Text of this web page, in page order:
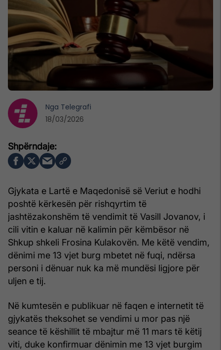
Gjykata e Lartë e Maqedonisë së Veriut e hodhi
poshtë kërkesën për rishqyrtim të
jashtëzakonshëm të vendimit të Vasill Jovanov, i
cili vitin e kaluar në kalimin për këmbësor në
Shkup shkeli Frosina Kulakovën. Me këtë vendim,
dënimi me 13 vjet burg mbetet në fuqi, ndërsa
personi i dënuar nuk ka më mundësi ligjore për
uljen e tij.
Në kumtesën e publikuar në faqen e internetit të
gjykatës theksohet se vendimi u mor pas një
seance të këshillit të mbajtur më 11 mars të këtij
viti, duke konfirmuar dënimin me 13 vjet burgim
Nga Telegrafi
18/03/2026